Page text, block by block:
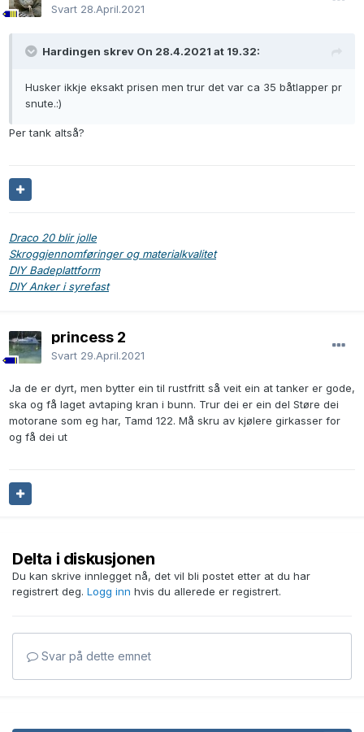
Svart 28.April.2021
Hardingen skrev On 28.4.2021 at 19.32:
Husker ikkje eksakt prisen men trur det var ca 35 båtlapper pr
snute.:)
Per tank altså?
Draco 20 blir jolle
Skroggjennomføringer og materialkvalitet
DIY Badeplattform
DIY Anker i syrefast
princess 2
Svart 29.April.2021
Ja de er dyrt, men bytter ein til rustfritt så veit ein at tanker er gode,
ska og få laget avtaping kran i bunn. Trur dei er ein del Støre dei
motorane som eg har, Tamd 122. Må skru av kjølere girkasser for
og få dei ut
Delta i diskusjonen
Du kan skrive innlegget nå, det vil bli postet etter at du har
registrert deg. Logg inn hvis du allerede er registrert.
Svar på dette emnet